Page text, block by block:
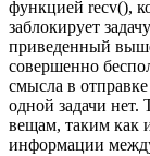
функцией recv(),
заблокирует
приведенный
совершенно
смысла в
одной задачи нет.
вещам, таким как
информации